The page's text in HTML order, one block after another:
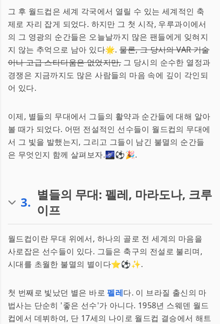
그 후 월드컵은 세계 각국에서 열릴 수 있는 세계적인 축
제로 자리 잡게 되었다. 하지만 그 첫 시작, 우루과이에서
의 그 영광의 순간들은 오늘날까지 많은 팬들에게 잊혀지
지 않는 추억으로 남아 있다🌟.물론, 그 당시의 VAR 기술
이나 고급 스타디움은 없었지만,그 당시의 순수한 열정과
경쟁은 지금까지도 많은 사람들의 마음 속에 깊이 각인되
어 있다.
이제, 별들의 무대에서 그들의 활약과 순간들에 대해 알아
볼 때가 되었다. 어떤 전설적인 선수들이 월드컵의 무대에
서 그 빛을 발했는지, 그리고 그들이 남긴 불멸의 순간들
은 무엇인지 함께 살펴보자.🌌⚽🎉.
3. 별들의 무대: 펠레, 마라도나, 크루
이프
월드컵이란 무대 위에서, 하나의 골로 전 세계의 마음을
사로잡은 선수들이 있다. 그들은 축구의 전설로 불리며,
시대를 초월한 불멸의 별이다⭐️⚽️✨.
첫 번째로 빛났던 별은 바로펠레다. 이 브라질 출신의 마
법사는 단순히 '좋은 선수'가 아니다. 1958년 스웨덴 월드
컵에서 데뷔하여, 단 17세의 나이로 월드컵 결승에서 해트